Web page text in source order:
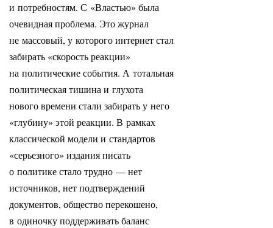
и потребностям. С «Властью» была
очевидная проблема. Это журнал
не массовый, у которого интернет стал
забирать «скорость реакции»
на политические события. А тотальная
политическая тишина и глухота
нового времени стали забирать у него
«глубину» этой реакции. В рамках
классической модели и стандартов
«серьезного» издания писать
о политике стало трудно — нет
источников, нет подтверждений
документов, общество перекошено,
в одиночку поддерживать баланс